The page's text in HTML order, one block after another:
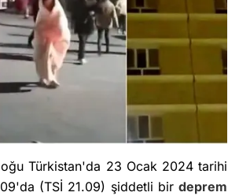
Türkistan'da 23 Ocak 2024 tarihi
(TSİ 21.09) şiddetli bir deprem